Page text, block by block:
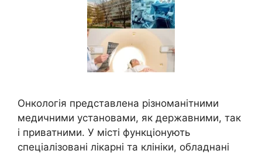
Онкологія представлена ​​різноманітними
медичними установами, як державними, так
і приватними. У місті функціонують
спеціалізовані лікарні та клініки, обладнані